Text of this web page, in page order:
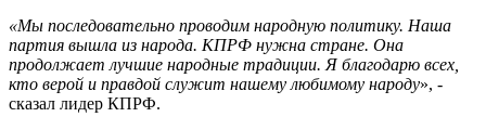
«Мы последовательно проводим народную политику. Наша
партия вышла из народа. КПРФ нужна стране. Она
продолжает лучшие народные традиции. Я благодарю всех,
кто верой и правдой служит нашему любимому народу», -
сказал лидер КПРФ.